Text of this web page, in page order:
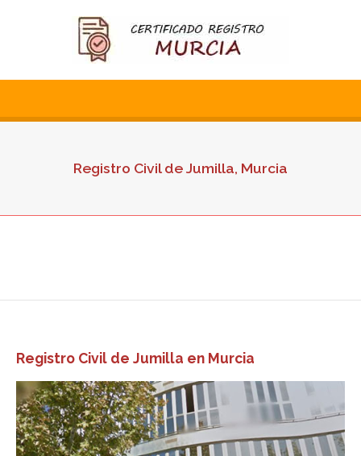
Registro Civil de Jumilla, Murcia
Registro Civil de Jumilla en Murcia